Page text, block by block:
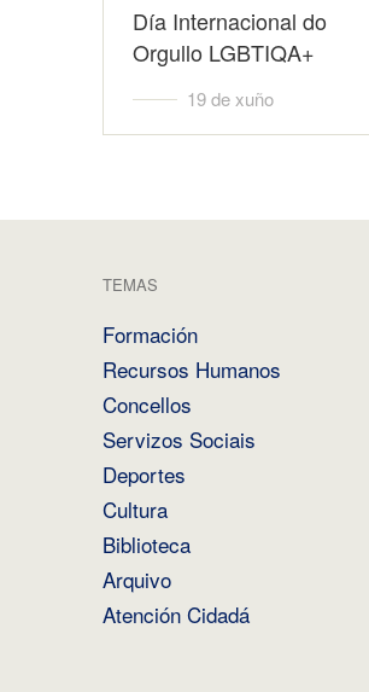
Día Internacional do
Orgullo LGBTIQA+
19 de xuño
TEMAS
Formación
Recursos Humanos
Concellos
Servizos Sociais
Deportes
Cultura
Biblioteca
Arquivo
Atención Cidadá